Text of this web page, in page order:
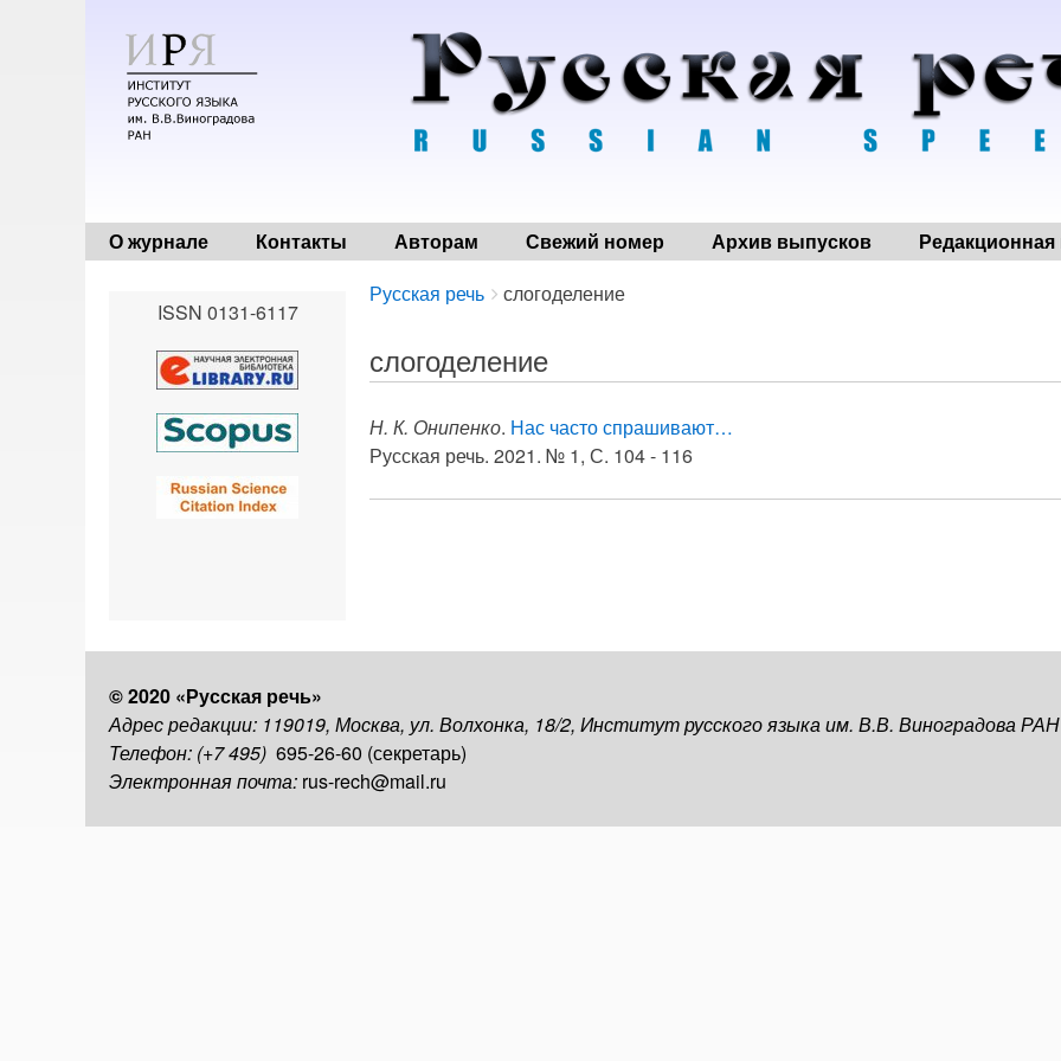
О журнале Контакты Авторам Свежий номер Архив выпусков Редакционная
Breadcrumbs
You
here:
Русская речь слогоделение
слогоделение
Н. К. Онипенко. Нас часто спрашивают…
Русская речь. 2021. № 1, С. 104 - 116
ISSN 0131-6117
© 2020 «Русская речь»
Адрес редакции: 119019, Москва, ул. Волхонка, 18/2, Институт русского языка им. В.В. Виноградова РАН
Телефон: (+7 495) 695-26-60 (секретарь)
Электронная почта: rus-rech@mail.ru